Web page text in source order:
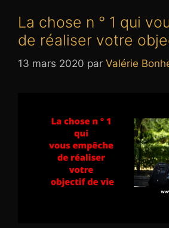
La chose n ° 1 qui
de réaliser votre
13 mars 2020 par Valérie